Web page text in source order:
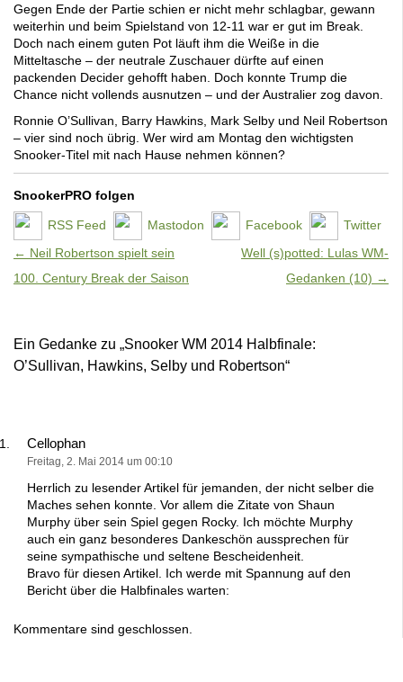
Gegen Ende der Partie schien er nicht mehr schlagbar, gewann
weiterhin und beim Spielstand von 12-11 war er gut im Break.
Doch nach einem guten Pot läuft ihm die Weiße in die
Mitteltasche – der neutrale Zuschauer dürfte auf einen
packenden Decider gehofft haben. Doch konnte Trump die
Chance nicht vollends ausnutzen – und der Australier zog davon.
Ronnie O’Sullivan, Barry Hawkins, Mark Selby und Neil Robertson
– vier sind noch übrig. Wer wird am Montag den wichtigsten
Snooker-Titel mit nach Hause nehmen können?
SnookerPRO folgen
RSS Feed Mastodon Facebook
Twitter
Artikel-Navigation
← Neil Robertson spielt sein
100. Century Break der Saison
Well (s)potted: Lulas WM-
Gedanken (10) →
Ein Gedanke zu „Snooker WM 2014 Halbfinale:
O’Sullivan, Hawkins, Selby und Robertson“
Cellophan
Freitag, 2. Mai 2014 um 00:10
Herrlich zu lesender Artikel für jemanden, der nicht selber die
Maches sehen konnte. Vor allem die Zitate von Shaun
Murphy über sein Spiel gegen Rocky. Ich möchte Murphy
auch ein ganz besonderes Dankeschön aussprechen für
seine sympathische und seltene Bescheidenheit.
Bravo für diesen Artikel. Ich werde mit Spannung auf den
Bericht über die Halbfinales warten:
Kommentare sind geschlossen.